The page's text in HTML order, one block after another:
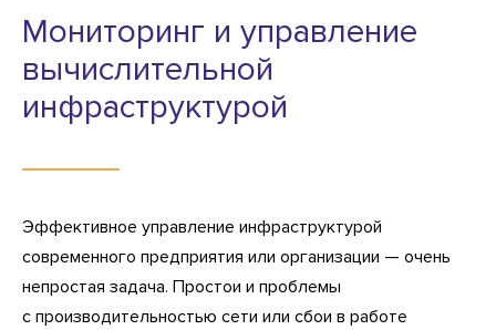
Мониторинг и управление
вычислительной
инфраструктурой
Эффективное управление инфраструктурой
современного предприятия или организации — очень
непростая задача. Простои и проблемы
с производительностью сети или сбои в работе